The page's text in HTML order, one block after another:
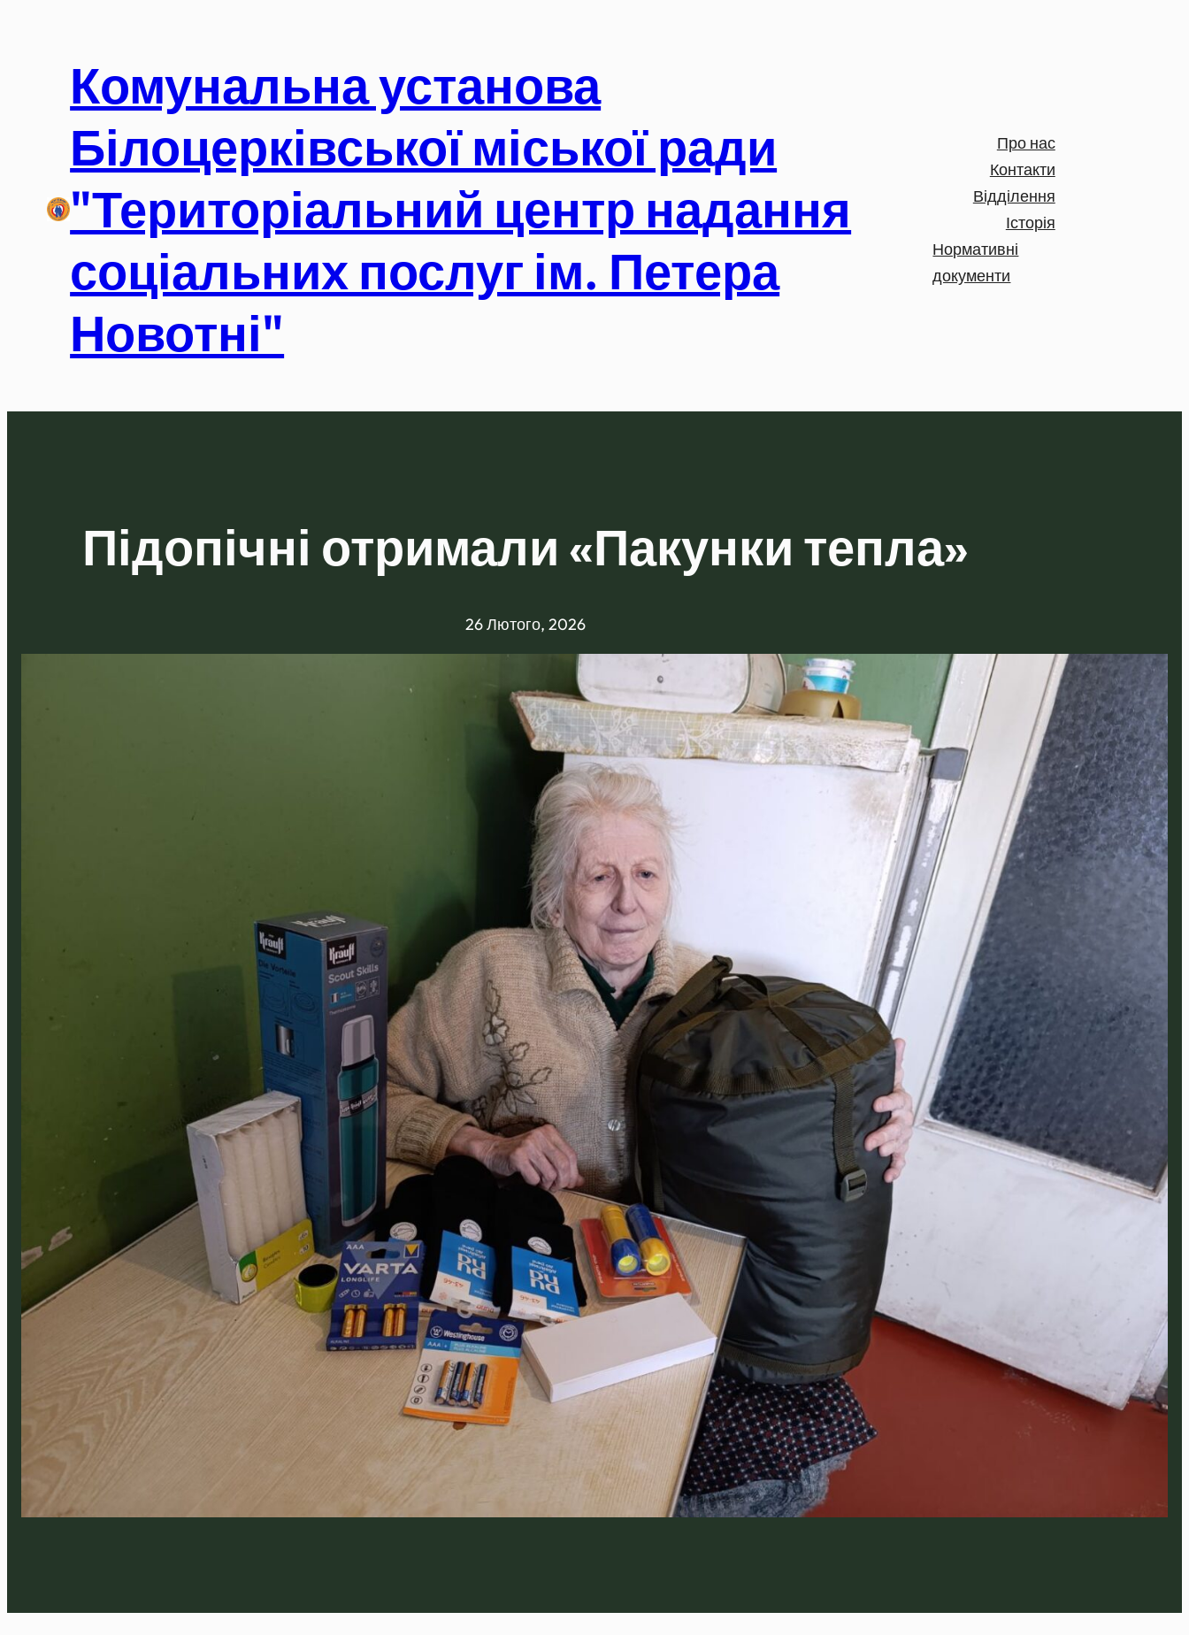
Комунальна установа
Білоцерківської міської ради
"Територіальний центр надання
соціальних послуг ім. Петера
Новотні"
Про нас
Контакти
Відділення
Історія
Нормативні
документи
Підопічні отримали «Пакунки тепла»
26 Лютого, 2026